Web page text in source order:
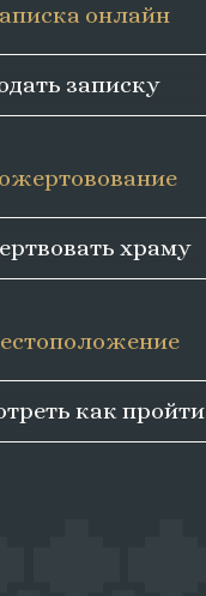
как пройти
храму
записку
онлайн